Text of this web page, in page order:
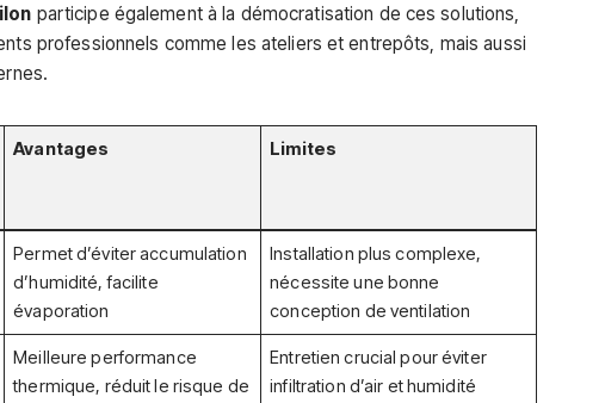
participe également à la démocratisation de ces solutions,
professionnels comme les ateliers et entrepôts, mais aussi
Avantages Limites
Permet d’éviter accumulation
d’humidité, facilite
évaporation
Installation plus complexe,
nécessite une bonne
conception de ventilation
Meilleure performance
thermique, réduit le risque de
Entretien crucial pour éviter
infiltration d’air et humidité